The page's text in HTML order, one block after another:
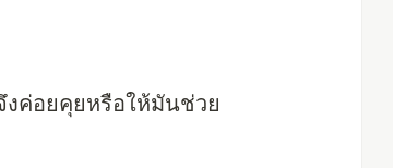
งค่อยคุยหรือให้มันช่วย